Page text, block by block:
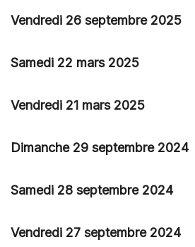
Vendredi 26 septembre 2025
Samedi 22 mars 2025
Vendredi 21 mars 2025
Dimanche 29 septembre 2024
Samedi 28 septembre 2024
Vendredi 27 septembre 2024